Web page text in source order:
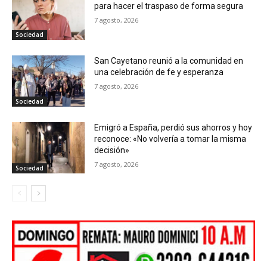
Sociedad
para hacer el traspaso de forma segura
7 agosto, 2026
Sociedad
San Cayetano reunió a la comunidad en
una celebración de fe y esperanza
7 agosto, 2026
Sociedad
Emigró a España, perdió sus ahorros y hoy
reconoce: «No volvería a tomar la misma
decisión»
7 agosto, 2026